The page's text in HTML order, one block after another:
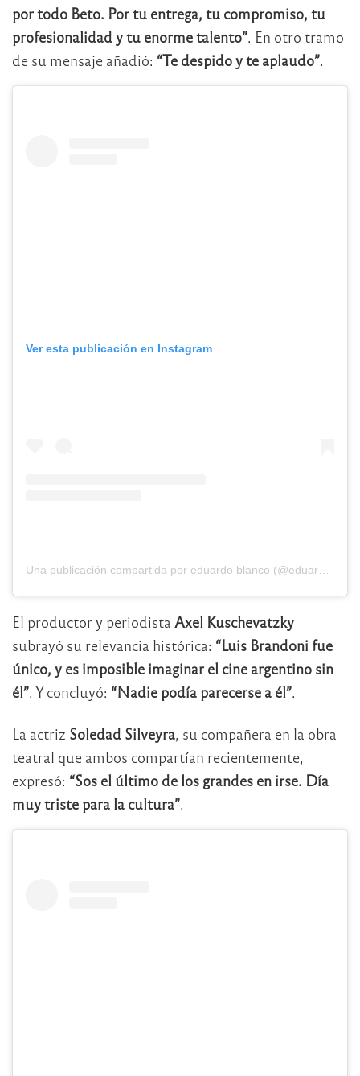
por todo Beto. Por tu entrega, tu compromiso, tu
profesionalidad y tu enorme talento”. En otro tramo
de su mensaje añadió: “Te despido y te aplaudo”.
Ver esta publicación en Instagram
El productor y periodista Axel Kuschevatzky
subrayó su relevancia histórica: “Luis Brandoni fue
único, y es imposible imaginar el cine argentino sin
él”. Y concluyó: “Nadie podía parecerse a él”.
La actriz Soledad Silveyra, su compañera en la obra
teatral que ambos compartían recientemente,
expresó: “Sos el último de los grandes en irse. Día
muy triste para la cultura”.